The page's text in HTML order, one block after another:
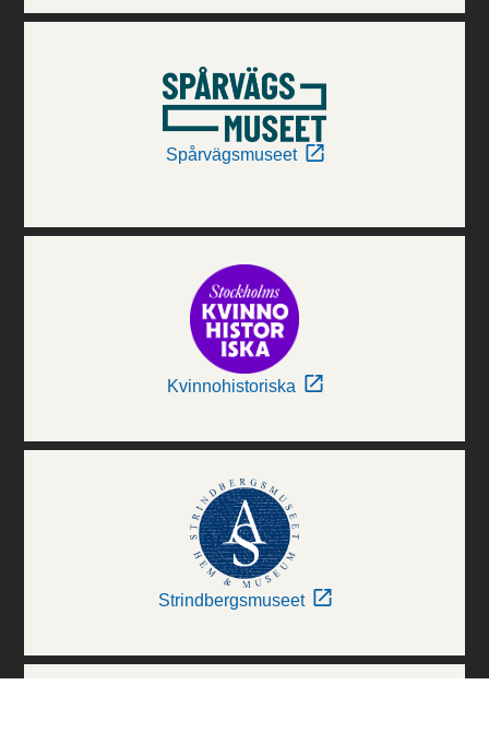
Spårvägsmuseet
Kvinnohistoriska
Strindbergsmuseet